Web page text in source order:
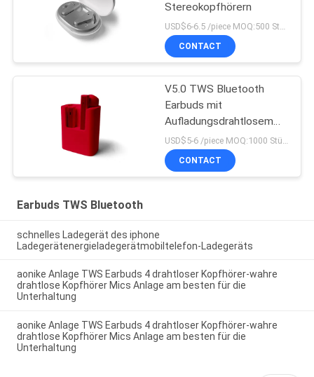
Stereokopfhörern
CONTACT
V5.0 TWS Bluetooth
Earbuds mit
Aufladungsdrahtlosem
TWS Kopfhörer der fall-
CONTACT
Earbuds TWS Bluetooth
schnelles Ladegerät des iphone
Ladegerätenergieladegerätmobiltelefon-Ladegeräts
aonike Anlage TWS Earbuds 4 drahtloser Kopfhörer-wahre
drahtlose Kopfhörer Mics Anlage am besten für die
Unterhaltung
aonike Anlage TWS Earbuds 4 drahtloser Kopfhörer-wahre
drahtlose Kopfhörer Mics Anlage am besten für die
Unterhaltung